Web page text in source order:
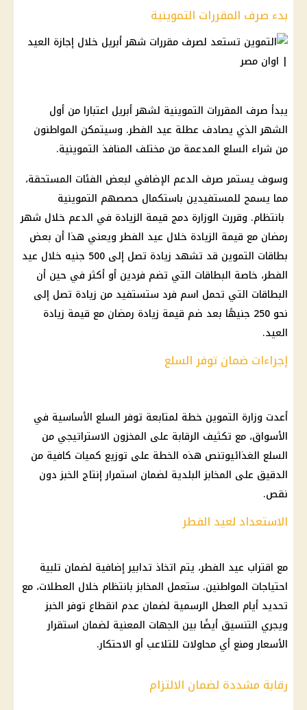
بدء صرف المقررات التموينية
يبدأ صرف المقررات التموينية لشهر أبريل اعتبارا من أول
الشهر الذي يصادف عطلة عيد الفطر. وسيتمكن المواطنون
من شراء السلع المدعمة من مختلف المنافذ التموينية.
وسوف يستمر صرف الدعم الإضافي لبعض الفئات المستحقة،
مما يسمح للمستفيدين باستكمال حصصهم التموينية
بانتظام. وقررت الوزارة دمج قيمة الزيادة في الدعم خلال شهر
رمضان مع قيمة الزيادة خلال عيد الفطر ويعني هذا أن بعض
بطاقات التموين قد تشهد زيادة تصل إلى 500 جنيه خلال عيد
الفطر، خاصة البطاقات التي تضم فردين أو أكثر في حين أن
البطاقات التي تحمل اسم فرد ستستفيد من زيادة تصل إلى
نحو 250 جنيهًا بعد ضم قيمة زيادة رمضان مع قيمة زيادة
العيد.
إجراءات ضمان توفر السلع
أعدت وزارة التموين خطة لمتابعة توفر السلع الأساسية في
الأسواق، مع تكثيف الرقابة على المخزون الاستراتيجي من
السلع الغذائيوتنص هذه الخطة على توزيع كميات كافية من
الدقيق على المخابز البلدية لضمان استمرار إنتاج الخبز دون
نقص.
الاستعداد لعيد الفطر
مع اقتراب عيد الفطر، يتم اتخاذ تدابير إضافية لضمان تلبية
احتياجات المواطنين. ستعمل المخابز بانتظام خلال العطلات، مع
تحديد أيام العطل الرسمية لضمان عدم انقطاع توفر الخبز
ويجري التنسيق أيضًا بين الجهات المعنية لضمان استقرار
الأسعار ومنع أي محاولات للتلاعب أو الاحتكار.
رقابة مشددة لضمان الالتزام